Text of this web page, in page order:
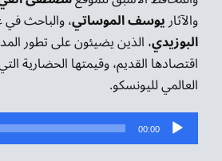
والآثاريوسف الموساتي، والباحث في
البوزيدي، الذين يضيئون على تطور
اقتصادها القديم، وقيمتها الحضارية
العالمي لليونسكو.
مشغل
الصوت
00:00